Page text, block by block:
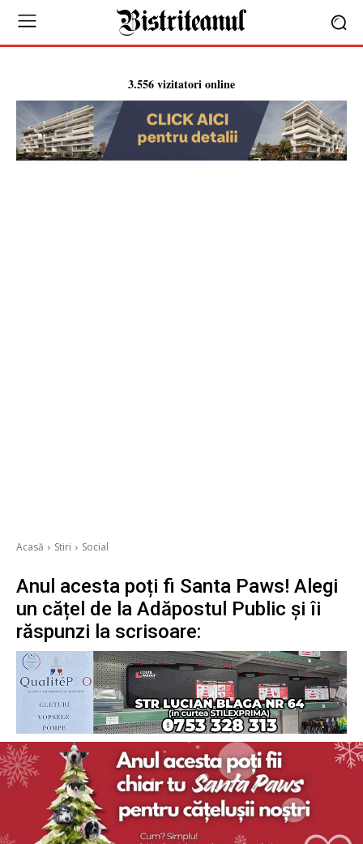
3.556 vizitatori online
Acasă Stiri Social
Anul acesta poți fi Santa Paws! Alegi
un cățel de la Adăpostul Public și îi
răspunzi la scrisoare: